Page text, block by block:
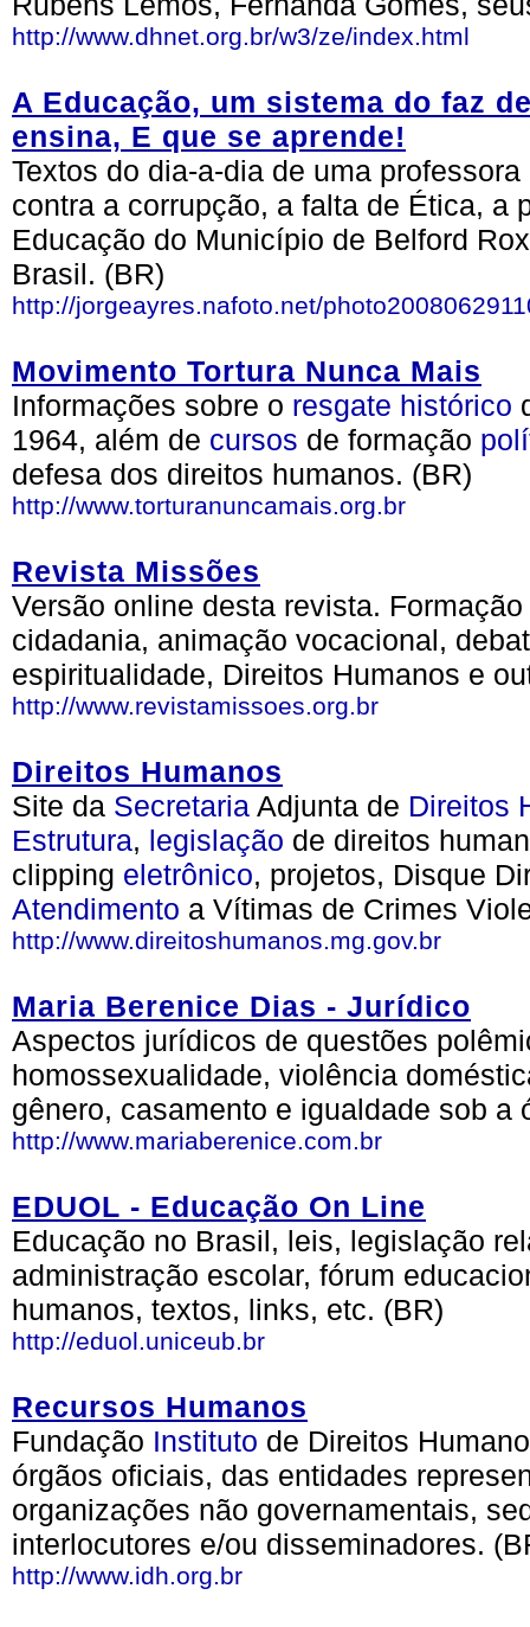
http://www.dhnet.org.br/w3/ze/index.html
A Educação, um sistema do faz
ensina, E que se aprende!
Textos do dia-a-dia de uma
contra a corrupção, a falta de Ética, a
Educação do Município de Belford
Brasil. (BR)
http://jorgeayres.nafoto.net/
Movimento Tortura Nunca Mais
Informações sobre o resgate histórico
1964, além de cursos de formação
defesa dos direitos humanos. (BR)
http://www.torturanuncamais.org.br
Revista Missões
Versão online desta revista.
cidadania, animação vocacional,
espiritualidade, Direitos Humanos e
http://www.revistamissoes.org.br
Direitos Humanos
Site da Secretaria Adjunta de Direitos
Estrutura, legislação de direitos
clipping eletrônico, projetos, Disque
Atendimento a Vítimas de Crimes
http://www.direitoshumanos.mg.gov.br
Maria Berenice Dias - Jurídico
Aspectos jurídicos de questões
homossexualidade, violência
gênero, casamento e igualdade sob a
http://www.mariaberenice.com.br
EDUOL - Educação On Line
Educação no Brasil, leis, legislação
administração escolar, fórum
humanos, textos, links, etc. (BR)
http://eduol.uniceub.br
Recursos Humanos
Fundação Instituto de Direitos
órgãos oficiais, das entidades
organizações não governamentais,
interlocutores e/ou disseminadores.
http://www.idh.org.br